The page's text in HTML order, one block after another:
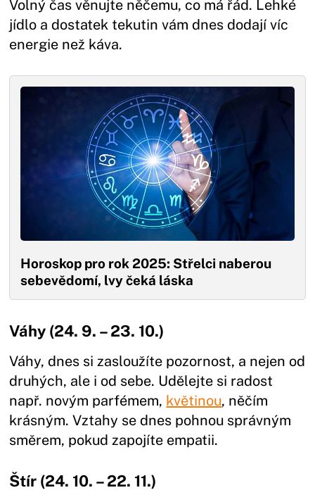
Volný čas věnujte něčemu, co má řád. Lehké
jídlo a dostatek tekutin vám dnes dodají víc
energie než káva.
Horoskop pro rok 2025: Střelci naberou
sebevědomí, lvy čeká láska
Váhy (24. 9. – 23. 10.)
Váhy, dnes si zasloužíte pozornost, a nejen od
druhých, ale i od sebe. Udělejte si radost
např. novým parfémem, květinou, něčím
krásným. Vztahy se dnes pohnou správným
směrem, pokud zapojíte empatii.
Štír (24. 10. – 22. 11.)